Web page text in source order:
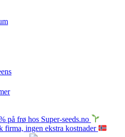
på frø hos Super-seeds.no
firma, ingen ekstra kostnader